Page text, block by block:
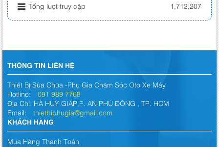
Tổng lượt truy cập
1,713,207
THÔNG TIN LIÊN HỆ
Thiết Bị Sửa Chữa -Phụ Gia Chăm Sóc Oto Xe Máy
Hotline: 091 989 7768
Địa Chỉ: HÀ HUY GIÁP,P. AN PHÚ ĐÔNG , TP. HCM
Email: thietbiphugia@gmail.com
KHÁCH HÀNG
Mua Hàng Thanh Toán